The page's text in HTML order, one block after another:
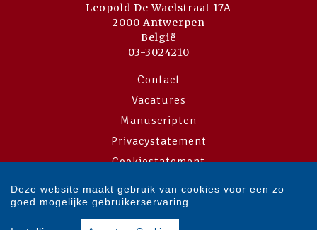
Leopold De Waelstraat 17A
2000 Antwerpen
België
03-3024210
Contact
Vacatures
Manuscripten
Privacystatement
Cookiestatement
Copyright © 2007-2026 Overamstel Uitgevers - Alle rechten voorbehouden
Deze website maakt gebruik van cookies voor een zo
goed mogelijke gebruikerservaring